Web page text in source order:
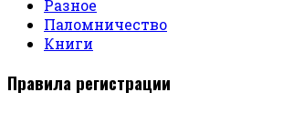
Разное
Паломничество
Книги
Правила регистрации